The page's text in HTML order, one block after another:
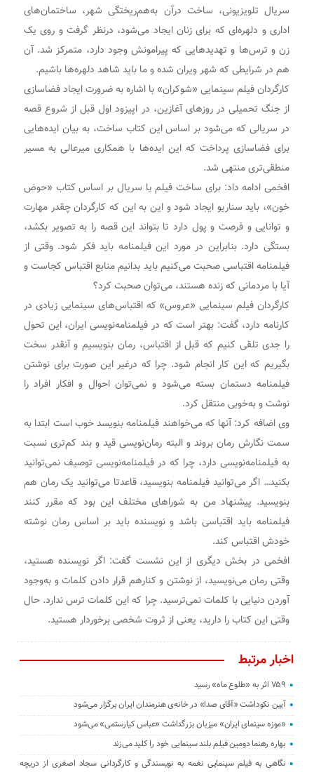
سریال تلویزیونی، ساخت درآن به‌هم‌ریختگی شهر، ساختمان‌های
اداری و دلهره‌ای که برای زنان ایجاد می‌شود، درنظر گرفت و روی یک
زن و ترس‌ها و تهدیدهایی که پیرامونش وجود دارد، متمرکز شد. آن
هم در شرایطی که شهر ویران شده و ما باید شاهد دلهره‌ها باشیم.
کارگردان فیلم سینمایی «شوکران» با اشاره به ضرورت ایجاد فضاسازی
از جنگ تحمیلی در روزهای آغازین، در اپیزود اول قبل از شروع قصه
در سریالی که می‌شود بر اساس این کتاب ساخت، به بیان ایده‌هایی
برای فضاسازی پرداخت که این ایده‌ها با همکاری میرعالی به مسیر
منطقی‌تری منتهی شد.
افخمی ادامه داد: برای ساخت فیلم یا سریال بر اساس کتاب «حوض
خون»، باید سناریو ایجاد شود و این به این که کارگردان چقدر مهارت
و توانایی و فرصت و پول دارد تا بتواند این قصه را به تصویر بکشد،
بستگی دارد. بنابراین در مورد این فیلمنامه باید فکر شود. وقتی از
فیلمنامه اقتباسی صحبت می‌کنیم باید بدانیم منابع اقتباس کجاست و
آیا با مردمانی که زنده هستند، می‌توان صحبت کرد؟
کارگردان فیلم سینمایی «عروس» که اقتباس‌های سینمایی زیادی در
کارنامه دارد، گفت: بهتر است که در فیلمنامه‌نویسی ایران، این تحول
را جدی تلقی کنیم که قبل از اقتباس، رمان بنویسیم و آنقدر سخت
بگیریم که این کار انجام شود. چرا که درغیر این صورت برای نوشتن
فیلمنامه دستمان بسته می‌شود و نمی‌توان احوال و افکار افراد را
نوشت و به‌خوبی منتقل کرد.
وی اضافه کرد: آنها که می‌خواهند فیلمنامه بنویسد خوب است ابتدا به
سمت نگارش رمان بروند و البته رمان‌نویسی قید و بند کم‌تری نسبت
به فیلمنامه‌نویسی دارد، چرا که در فیلمنامه‌نویسی توصیف نمی‌توانید
بکنید… اگر می‌توانید فیلمنامه بنویسید، قاعدتا می‌توانید یک رمان هم
بنویسید. پیشنهاد من به شوراهای مختلف این بود که مقرر کنند
فیلمنامه باید اقتباسی باشد و نویسنده باید بر اساس رمان نوشته
خودش اقتباس کند.
افخمی در بخش دیگری از این نشست گفت: اگر نویسنده هستید،
وقتی رمان می‌نویسید، از نوشتن و کنارهم قرار دادن کلمات و به‌وجود
آوردن دنیایی با کلمات نمی‌ترسید. چرا که این کلمات ترس ندارد. حال
وقتی این کتاب را دارید، یعنی از ثروت شخصی برخوردار هستید.
اخبار مرتبط
۷۵۹ اثر به «طلوع ماه» رسید
آیین نکوداشت «آقای صدا» در خانه‌ی هنرمندان ایران برگزار می‌شود
«موزه سینمای ایران» میزبان بزرگداشت «عباس کیارستمی» می‌شود
بهاره رهنما دومین فیلم بلند سینمایی خود را کلید می‌زند
نگاهی به فیلم سینمایی نغمه به نویسندگی و کارگردانی سجاد اصغری از دریچه